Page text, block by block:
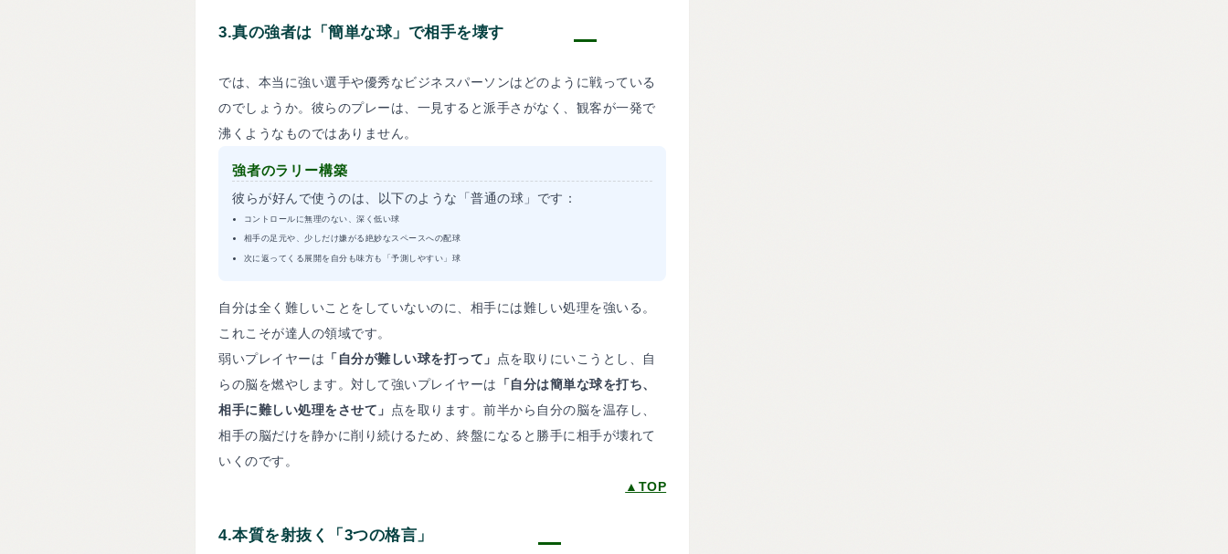
3.真の強者は「簡単な球」で相手を壊す
では、本当に強い選手や優秀なビジネスパーソンはどのように戦っている
のでしょうか。彼らのプレーは、一見すると派手さがなく、観客が一発で
沸くようなものではありません。
強者のラリー構築
彼らが好んで使うのは、以下のような「普通の球」です：
コントロールに無理のない、深く低い球
相手の足元や、少しだけ嫌がる絶妙なスペースへの配球
次に返ってくる展開を自分も味方も「予測しやすい」球
自分は全く難しいことをしていないのに、相手には難しい処理を強いる。
これこそが達人の領域です。
弱いプレイヤーは 「自分が難しい球を打って」
点を取りにいこうとし、自
らの脳を燃やします。対して強いプレイヤーは
「自分は簡単な球を打ち、
相手に難しい処理をさせて」
点を取ります。前半から自分の脳を温存し、
相手の脳だけを静かに削り続けるため、終盤になると勝手に相手が壊れて
いくのです。
▲TOP
4.本質を射抜く「3つの格言」